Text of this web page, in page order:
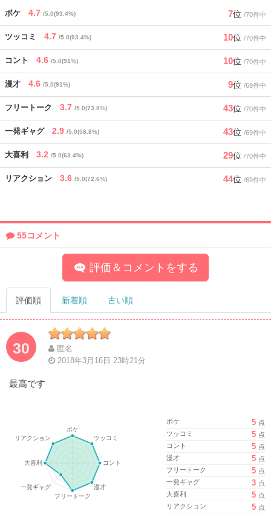
ボケ 4.7 /5.0(93.4%) 7位 /70件中
ツッコミ 4.7 /5.0(93.4%) 10位 /70件中
コント 4.6 /5.0(91%) 10位 /70件中
漫才 4.6 /5.0(91%) 9位 /69件中
フリートーク 3.7 /5.0(73.8%) 43位 /70件中
一発ギャグ 2.9 /5.0(58.8%) 43位 /69件中
大喜利 3.2 /5.0(63.4%) 29位 /70件中
リアクション 3.6 /5.0(72.6%) 44位 /69件中
55コメント
評価＆コメントをする
評価順 新着順 古い順
30
匿名
2018年3月16日 23時21分
最高です
ボケ 5 点
ツッコミ
5 点
コント
5 点
漫才
5 点
フリートーク
5 点
一発ギャグ
3 点
大喜利
5 点
リアクション
5 点